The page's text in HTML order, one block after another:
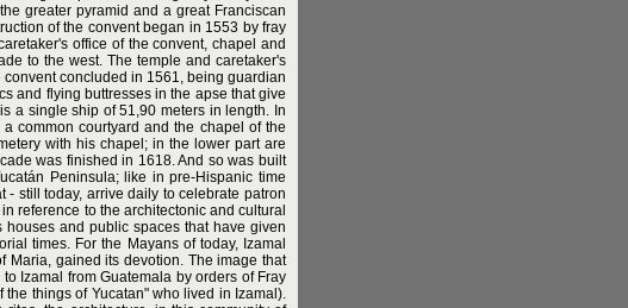
greater pyramid and a great Franciscan
of the convent began in 1553 by fray
office of the convent, chapel and
to the west. The temple and caretaker's
concluded in 1561, being guardian
and flying buttresses in the apse that give
a single ship of 51,90 meters in length. In
common courtyard and the chapel of the
with his chapel; in the lower part are
was finished in 1618. And so was built
Peninsula; like in pre-Hispanic time
still today, arrive daily to celebrate patron
reference to the architectonic and cultural
and public spaces that have given
times. For the Mayans of today, Izamal
Maria, gained its devotion. The image that
Izamal from Guatemala by orders of Fray
things of Yucatan" who lived in Izamal).